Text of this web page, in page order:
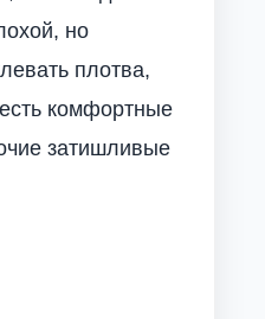
но
плотва,
комфортные
затишливые